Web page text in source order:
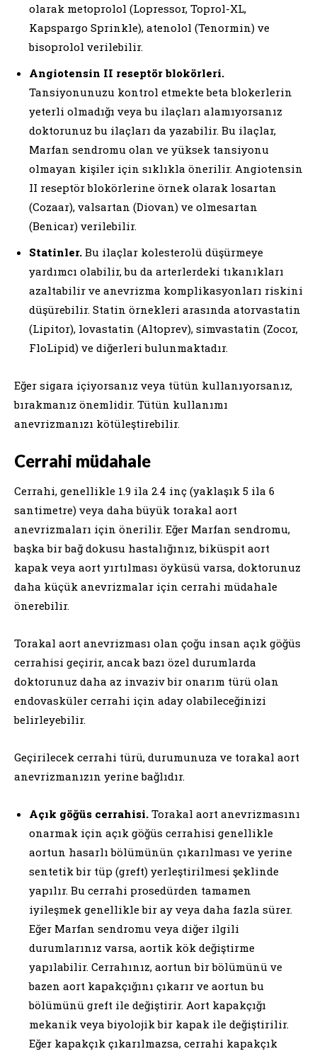
olarak metoprolol (Lopressor, Toprol-XL,
Kapspargo Sprinkle), atenolol (Tenormin) ve
bisoprolol verilebilir.
Angiotensin II reseptör blokörleri.
Tansiyonunuzu kontrol etmekte beta blokerlerin
yeterli olmadığı veya bu ilaçları alamıyorsanız
doktorunuz bu ilaçları da yazabilir. Bu ilaçlar,
Marfan sendromu olan ve yüksek tansiyonu
olmayan kişiler için sıklıkla önerilir. Angiotensin
II reseptör blokörlerine örnek olarak losartan
(Cozaar), valsartan (Diovan) ve olmesartan
(Benicar) verilebilir.
Statinler. Bu ilaçlar kolesterolü düşürmeye
yardımcı olabilir, bu da arterlerdeki tıkanıkları
azaltabilir ve anevrizma komplikasyonları riskini
düşürebilir. Statin örnekleri arasında atorvastatin
(Lipitor), lovastatin (Altoprev), simvastatin (Zocor,
FloLipid) ve diğerleri bulunmaktadır.
Eğer sigara içiyorsanız veya tütün kullanıyorsanız,
bırakmanız önemlidir. Tütün kullanımı
anevrizmanızı kötüleştirebilir.
Cerrahi müdahale
Cerrahi, genellikle 1.9 ila 2.4 inç (yaklaşık 5 ila 6
santimetre) veya daha büyük torakal aort
anevrizmaları için önerilir. Eğer Marfan sendromu,
başka bir bağ dokusu hastalığınız, biküspit aort
kapak veya aort yırtılması öyküsü varsa, doktorunuz
daha küçük anevrizmalar için cerrahi müdahale
önerebilir.
Torakal aort anevrizması olan çoğu insan açık göğüs
cerrahisi geçirir, ancak bazı özel durumlarda
doktorunuz daha az invaziv bir onarım türü olan
endovasküler cerrahi için aday olabileceğinizi
belirleyebilir.
Geçirilecek cerrahi türü, durumunuza ve torakal aort
anevrizmanızın yerine bağlıdır.
Açık göğüs cerrahisi. Torakal aort anevrizmasını
onarmak için açık göğüs cerrahisi genellikle
aortun hasarlı bölümünün çıkarılması ve yerine
sentetik bir tüp (greft) yerleştirilmesi şeklinde
yapılır. Bu cerrahi prosedürden tamamen
iyileşmek genellikle bir ay veya daha fazla sürer.
Eğer Marfan sendromu veya diğer ilgili
durumlarınız varsa, aortik kök değiştirme
yapılabilir. Cerrahınız, aortun bir bölümünü ve
bazen aort kapakçığını çıkarır ve aortun bu
bölümünü greft ile değiştirir. Aort kapakçığı
mekanik veya biyolojik bir kapak ile değiştirilir.
Eğer kapakçık çıkarılmazsa, cerrahi kapakçık